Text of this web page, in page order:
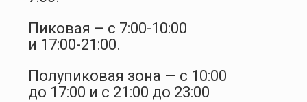
Пиковая – с 7:00-10:00
и 17:00-21:00.
Полупиковая зона — с 10:00
до 17:00 и с 21:00 до 23:00